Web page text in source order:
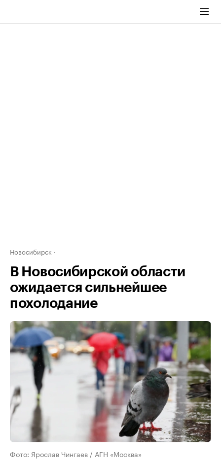
Новосибирск
В Новосибирской области
ожидается сильнейшее
похолодание
Фото: Ярослав Чингаев / АГН «Москва»